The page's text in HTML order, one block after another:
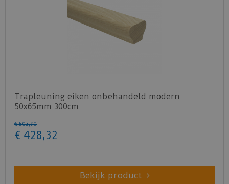
Trapleuning eiken onbehandeld modern
50x65mm 300cm
€ 503,90
€ 428,32
Bekijk product